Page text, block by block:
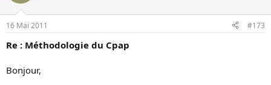
16 Mai 2011 #173
Re : Méthodologie du Cpap
Bonjour,